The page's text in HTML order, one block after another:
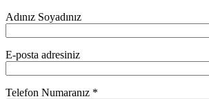
Adınız Soyadınız
E-posta adresiniz
Telefon Numaranız *